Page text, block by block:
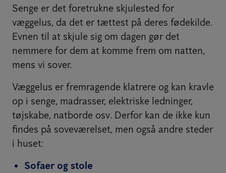
Senge er det foretrukne skjulested for
væggelus, da det er tættest på deres fødekilde.
Evnen til at skjule sig om dagen gør det
nemmere for dem at komme frem om natten,
mens vi sover.
Væggelus er fremragende klatrere og kan kravle
op i senge, madrasser, elektriske ledninger,
tøjskabe, natborde osv. Derfor kan de ikke kun
findes på soveværelset, men også andre steder
i huset:
Sofaer og stole